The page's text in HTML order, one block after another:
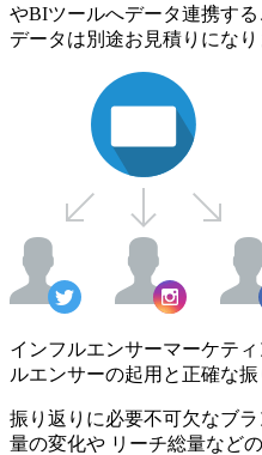
やBIツールへデータ連携す
データは別途お見積りになり
インフルエンサーマーケテ
ルエンサーの起用と正確な振
振り返りに必要不可欠なブ
量の変化や リーチ総量など